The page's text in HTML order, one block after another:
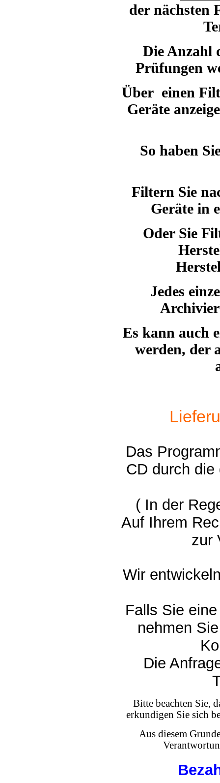
der nächsten
Die Anzahl
Prüfungen
Über einen
Geräte
So haben
Filtern Sie
Geräte in
Oder Sie
Jedes
Es kann auch
werden, der
Das
CD durch
( In der
Auf Ihrem
zur
Wir
Falls Sie
nehmen
Die
Bitte beachten Sie,
erkundigen Sie sich
Aus diesem